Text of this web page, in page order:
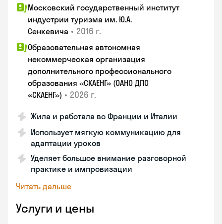
Московский государственный институт
индустрии туризма им. Ю.А.
Сенкевича • 2016 г.
Образовательная автономная
некоммерческая организация
дополнительного профессионального
образования «СКАЕНГ» (ОАНО ДПО
«СКАЕНГ») • 2026 г.
Жила и работала во Франции и Италии
Использует мягкую коммуникацию для
адаптации уроков
Уделяет большое внимание разговорной
практике и импровизации
Читать дальше
Услуги и цены